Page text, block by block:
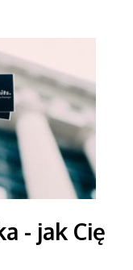
- jak Cię